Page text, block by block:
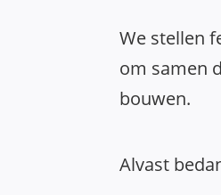
We stellen
om samen
bouwen.
Alvast